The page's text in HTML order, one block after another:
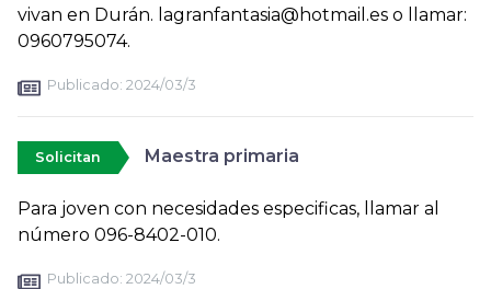
vivan en Durán. lagranfantasia@hotmail.es o llamar:
0960795074.
Publicado: 2024/03/3
Solicitan Maestra primaria
Para joven con necesidades especificas, llamar al
número 096-8402-010.
Publicado: 2024/03/3